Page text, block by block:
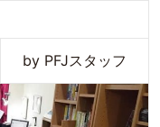
by PFJスタッフ